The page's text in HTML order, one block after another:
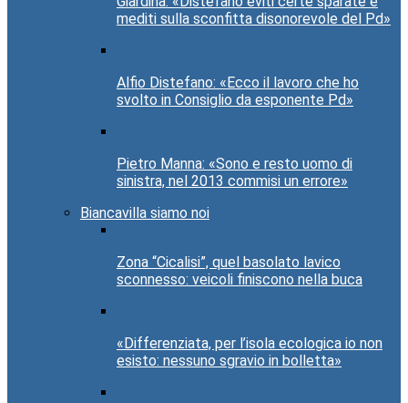
mediti sulla sconfitta disonorevole del Pd»
Alfio Distefano: «Ecco il lavoro che ho
svolto in Consiglio da esponente Pd»
Pietro Manna: «Sono e resto uomo di
sinistra, nel 2013 commisi un errore»
Biancavilla siamo noi
Zona “Cicalisi”, quel basolato lavico
sconnesso: veicoli finiscono nella buca
«Differenziata, per l’isola ecologica io non
esisto: nessuno sgravio in bolletta»